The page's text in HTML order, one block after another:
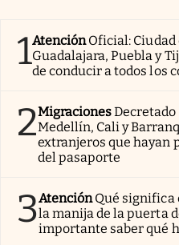
1AtenciónOficial: Ciudad
Guadalajara, Puebla y
de conducir a todos los
2MigracionesDecretado
Medellín, Cali y
extranjeros que hayan
del pasaporte
3AtenciónQué significa
la manija de la puerta
importante saber qué